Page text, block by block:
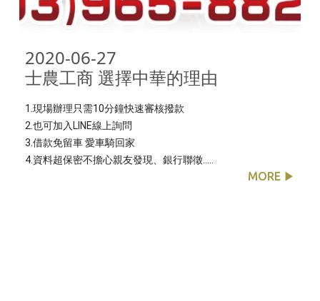
2020-06-27
士農工商 選擇中華的理由
1.現場辦理只需10分鐘快速審核撥款
2.也可加入LINE線上詢問
3.借款免留車 愛車騎回家
4.資料超保密不擔心親友發現、銀行聯徵.....
MORE ▶